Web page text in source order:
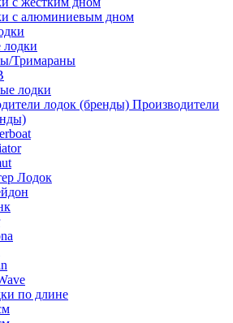
с алюминиевым дном
лодки
Тримараны
лодки
Производители
Лодок
по длине